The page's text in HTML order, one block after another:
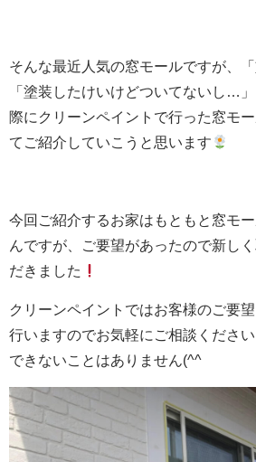
そんな最近人気の窓モールですが、
「塗装したけいけどついてないし…
際にクリーンペイントで行った窓モ
てご紹介していこうと思います
今回ご紹介するお家はもともと窓モ
んですが、ご要望があったので新し
だきました
クリーンペイントではお客様のご要
行いますのでお気軽にご相談くださ
できないことはありません(^^ゞ